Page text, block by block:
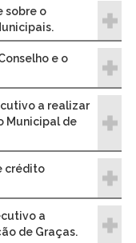
sobre o
e o
a realizar
Municipal de
crédito
a
de Graças.